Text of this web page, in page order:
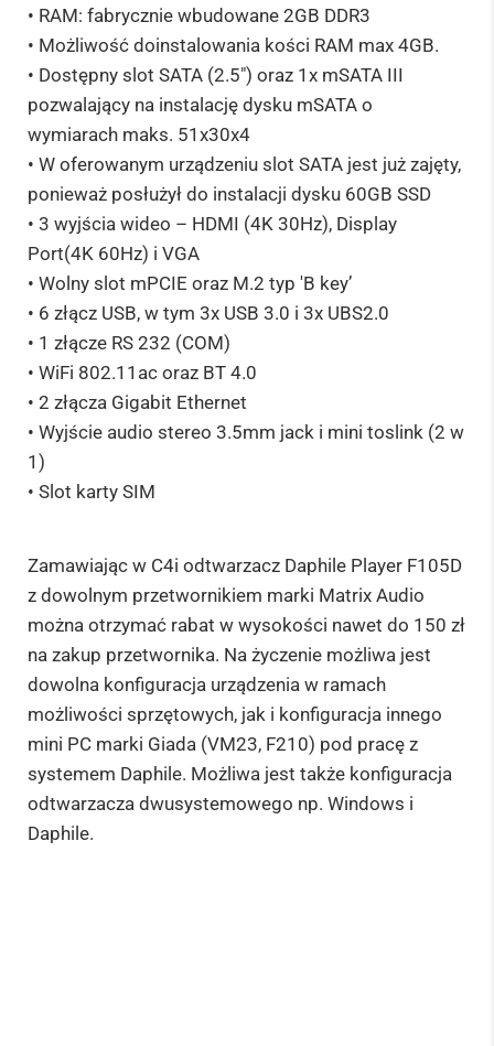
• RAM: fabrycznie wbudowane 2GB DDR3
• Możliwość doinstalowania kości RAM max 4GB.
• Dostępny slot SATA (2.5″) oraz 1x mSATA III
pozwalający na instalację dysku mSATA o
wymiarach maks. 51x30x4
• W oferowanym urządzeniu slot SATA jest już zajęty,
ponieważ posłużył do instalacji dysku 60GB SSD
• 3 wyjścia wideo – HDMI (4K 30Hz), Display
Port(4K 60Hz) i VGA
• Wolny slot mPCIE oraz M.2 typ 'B key’
• 6 złącz USB, w tym 3x USB 3.0 i 3x UBS2.0
• 1 złącze RS 232 (COM)
• WiFi 802.11ac oraz BT 4.0
• 2 złącza Gigabit Ethernet
• Wyjście audio stereo 3.5mm jack i mini toslink (2 w
1)
• Slot karty SIM
Zamawiając w C4i odtwarzacz Daphile Player F105D
z dowolnym przetwornikiem marki Matrix Audio
można otrzymać rabat w wysokości nawet do 150 zł
na zakup przetwornika. Na życzenie możliwa jest
dowolna konfiguracja urządzenia w ramach
możliwości sprzętowych, jak i konfiguracja innego
mini PC marki Giada (VM23, F210) pod pracę z
systemem Daphile. Możliwa jest także konfiguracja
odtwarzacza dwusystemowego np. Windows i
Daphile.